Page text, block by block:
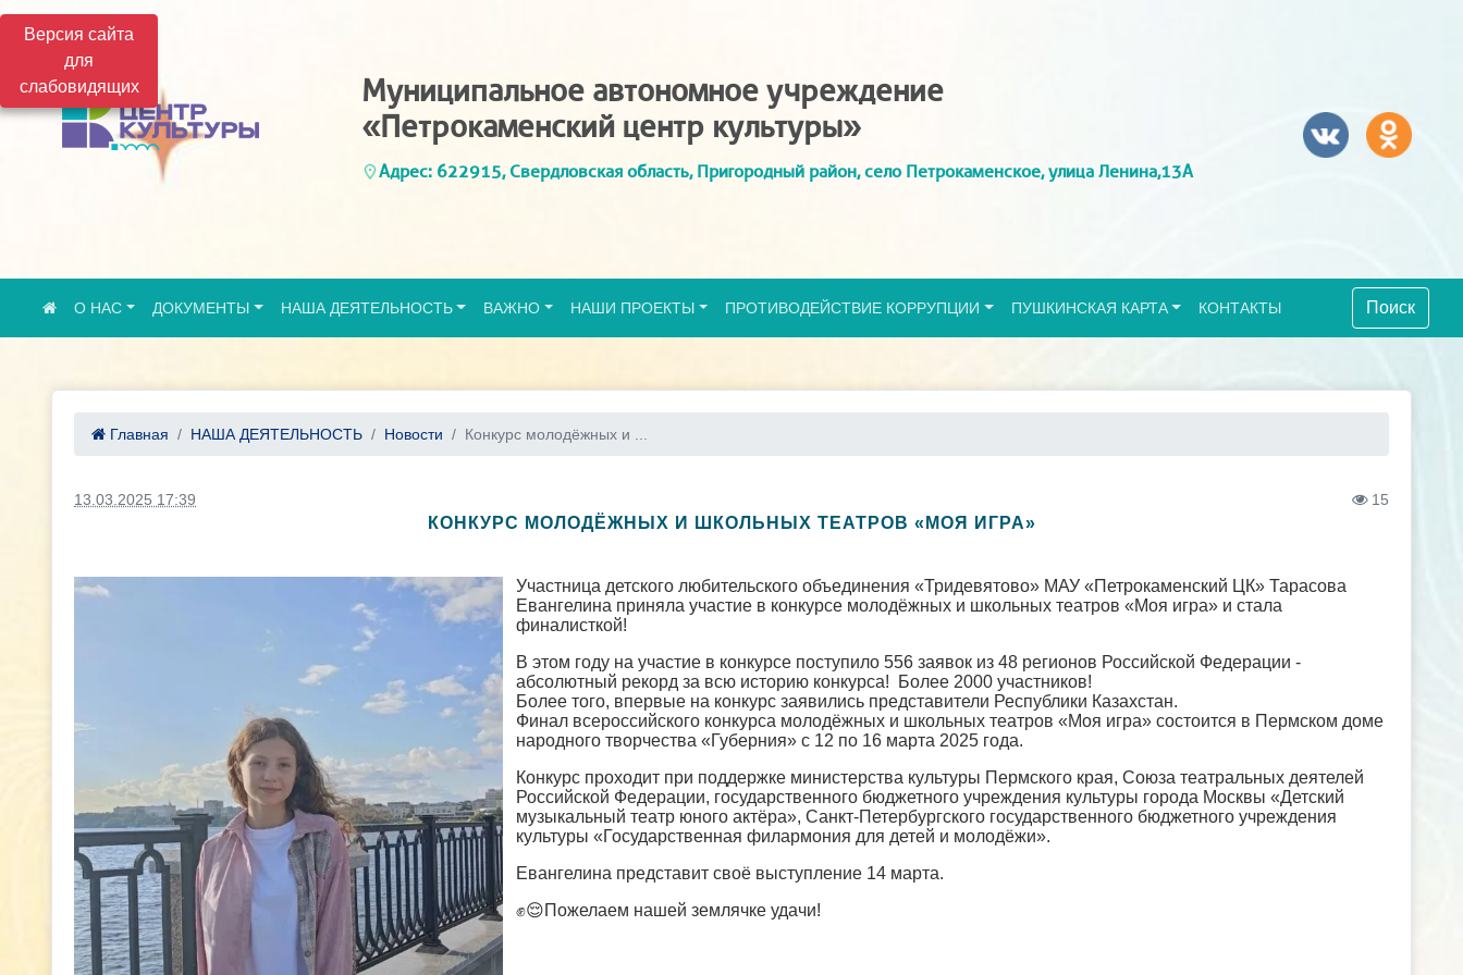
Версия сайта
для
слабовидящих
Муниципальное автономное учреждение
«Петрокаменский центр культуры»
Адрес: 622915, Свердловская область, Пригородный район, село Петрокаменское, улица Ленина,13А
О НАС ДОКУМЕНТЫ НАША ДЕЯТЕЛЬНОСТЬ ВАЖНО НАШИ ПРОЕКТЫ ПРОТИВОДЕЙСТВИЕ КОРРУПЦИИ ПУШКИНСКАЯ КАРТА КОНТАКТЫ Поиск
Главная НАША ДЕЯТЕЛЬНОСТЬ Новости Конкурс молодёжных и ...
13.03.2025 17:39 15
КОНКУРС МОЛОДЁЖНЫХ И ШКОЛЬНЫХ ТЕАТРОВ «МОЯ ИГРА»
Участница детского любительского объединения «Тридевятово» МАУ «Петрокаменский ЦК» Тарасова
Евангелина приняла участие в конкурсе молодёжных и школьных театров «Моя игра» и стала
финалисткой!
В этом году на участие в конкурсе поступило 556 заявок из 48 регионов Российской Федерации -
абсолютный рекорд за всю историю конкурса! Более 2000 участников!
Более того, впервые на конкурс заявились представители Республики Казахстан.
Финал всероссийского конкурса молодёжных и школьных театров «Моя игра» состоится в Пермском доме
народного творчества «Губерния» с 12 по 16 марта 2025 года.
Конкурс проходит при поддержке министерства культуры Пермского края, Союза театральных деятелей
Российской Федерации, государственного бюджетного учреждения культуры города Москвы «Детский
музыкальный театр юного актёра», Санкт-Петербургского государственного бюджетного учреждения
культуры «Государственная филармония для детей и молодёжи».
Евангелина представит своё выступление 14 марта.
✊😌Пожелаем нашей землячке удачи!